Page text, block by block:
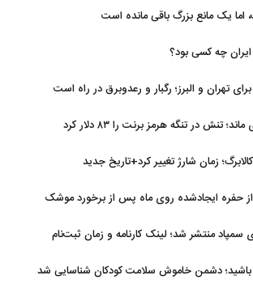
اما یک مانع بزرگ باقی مانده است
چه کسی بود؟
تهران و البرز؛ رگبار و رعدوبرق در راه است
در تنگه هرمز برنت را ۸۳ دلار کرد
زمان شارژ تغییر کرد+تاریخ جدید
از حفره ایجادشده روی ماه پس از برخورد موشک
سمپاد منتشر شد؛ لینک کارنامه و زمان ثبت‌نام